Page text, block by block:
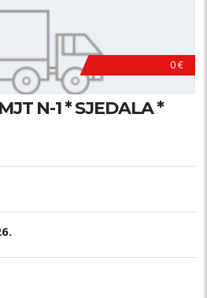
0 €
N-1 * SJEDALA *